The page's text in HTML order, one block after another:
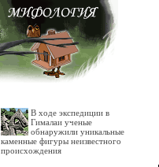
В ходе экспедиции в
Гималаи ученые
обнаружили уникальные
каменные фигуры неизвестного
происхождения